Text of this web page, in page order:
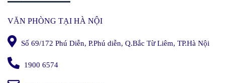
VĂN PHÒNG TẠI HÀ NỘI
Số 69/172 Phú Diễn, P.Phú diễn, Q.Bắc Từ Liêm, TP.Hà Nội
1900 6574